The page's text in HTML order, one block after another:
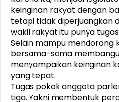
keinginan rakyat dengan
tetapi tidak diperjuangkan
wakil rakyat itu punya
Selain mampu mendorong
bersama-sama
menyampaikan keinginan
yang tepat.
Tugas pokok anggota
tiga. Yakni membentuk